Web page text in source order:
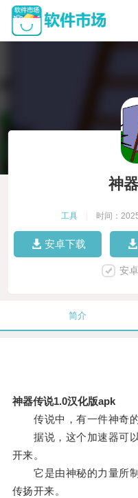
神
工具 时间：
安卓下载
安
简介
神器传说1.0汉化版apk
传说中，有一件神奇的
据说，这个加速器可以
开来。
它是由神秘的力量所制
传扬开来。